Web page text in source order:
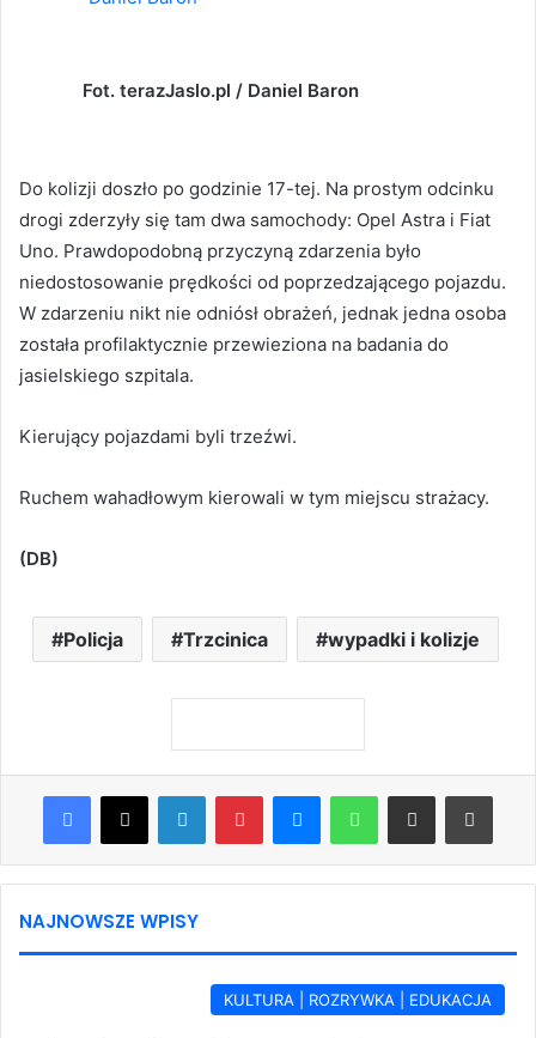
Fot. terazJaslo.pl / Daniel Baron
Do kolizji doszło po godzinie 17-tej. Na prostym odcinku
drogi zderzyły się tam dwa samochody: Opel Astra i Fiat
Uno. Prawdopodobną przyczyną zdarzenia było
niedostosowanie prędkości od poprzedzającego pojazdu.
W zdarzeniu nikt nie odniósł obrażeń, jednak jedna osoba
została profilaktycznie przewieziona na badania do
jasielskiego szpitala.
Kierujący pojazdami byli trzeźwi.
Ruchem wahadłowym kierowali w tym miejscu strażacy.
(DB)
Policja Trzcinica wypadki i kolizje
Facebook
X LinkedInPinterestMessengerWhatsAppShare via Email Print
NAJNOWSZE WPISY
KULTURA | ROZRYWKA | EDUKACJA